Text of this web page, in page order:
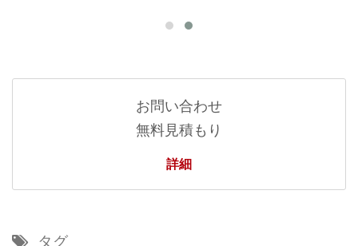
お問い合わせ
無料見積もり
詳細
タグ